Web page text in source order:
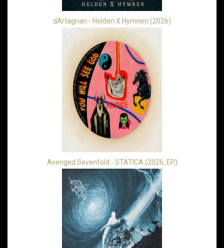
dArtagnan - Helden X Hymnen (2026)
Avenged Sevenfold - STATICA (2026, EP)